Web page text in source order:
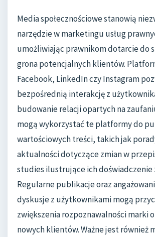
Media społecznościowe stanowią
narzędzie w marketingu usług
umożliwiając prawnikom dotarcie do
grona potencjalnych klientów.
Facebook, LinkedIn czy Instagram
bezpośrednią interakcję z
budowanie relacji opartych na
mogą wykorzystać te platformy do
wartościowych treści, takich jak
aktualności dotyczące zmian w
studies ilustrujące ich doświadczenie
Regularne publikacje oraz
dyskusje z użytkownikami mogą
zwiększenia rozpoznawalności marki
nowych klientów. Ważne jest również